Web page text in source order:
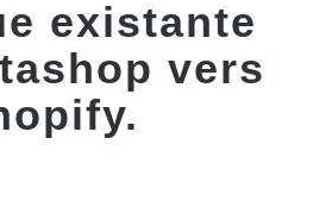
existante
vers